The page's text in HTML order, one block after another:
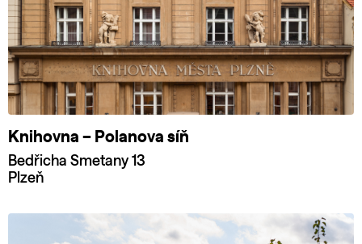
Knihovna – Polanova síň
Bedřicha Smetany 13
Plzeň